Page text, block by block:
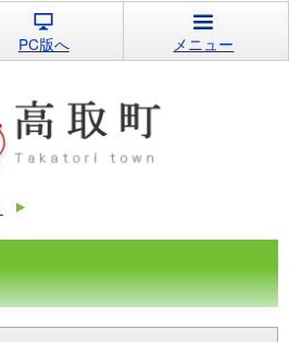
PC版へ メニュー